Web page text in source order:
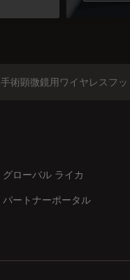
術顕微鏡用ワイヤレスフ
グローバル ライカ
パートナーポータル